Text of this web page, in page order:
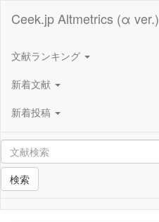
Ceek.jp Altmetrics (α ver.)
文献ランキング
新着文献
新着投稿
検索